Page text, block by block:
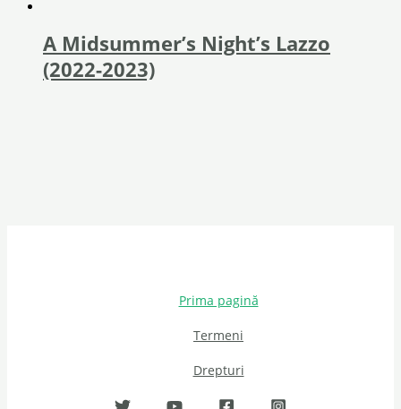
A Midsummer’s Night’s Lazzo
(2022-2023)
Prima pagină
Termeni
Drepturi